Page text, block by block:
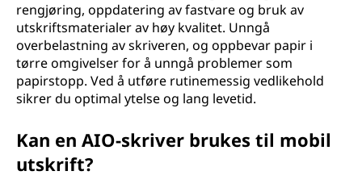
rengjøring, oppdatering av fastvare og bruk av
utskriftsmaterialer av høy kvalitet. Unngå
overbelastning av skriveren, og oppbevar papir i
tørre omgivelser for å unngå problemer som
papirstopp. Ved å utføre rutinemessig vedlikehold
sikrer du optimal ytelse og lang levetid.
Kan en AIO-skriver brukes til mobil
utskrift?